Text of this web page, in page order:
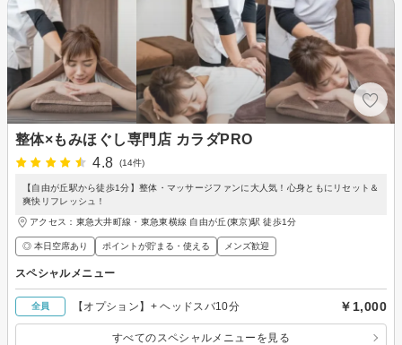
整体×もみほぐし専門店 カラダPRO
4.8
(14件)
【自由が丘駅から徒歩1分】整体・マッサージファンに大人気！心身ともにリセット＆
爽快リフレッシュ！
アクセス：東急大井町線・東急東横線 自由が丘(東京)駅 徒歩1分
◎ 本日空席あり ポイントが貯まる・使える メンズ歓迎
スペシャルメニュー
全員 【オプション】+ ヘッドスバ10分 ￥1,000
すべてのスペシャルメニューを見る